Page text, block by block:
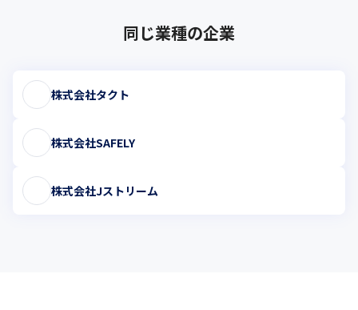
同じ業種の企業
株式会社タクト
株式会社SAFELY
株式会社Jストリーム